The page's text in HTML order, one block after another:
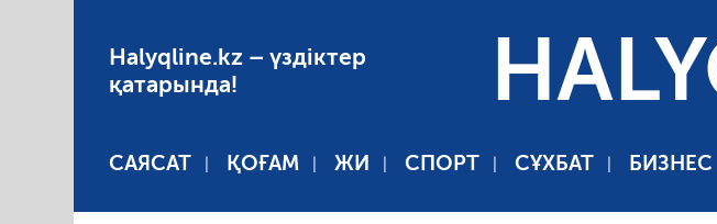
Halyqline.kz – үздіктер
қатарында!
САЯСАТ ҚОҒАМ ЖИ СПОРТ СҰХБАТ БИЗНЕС